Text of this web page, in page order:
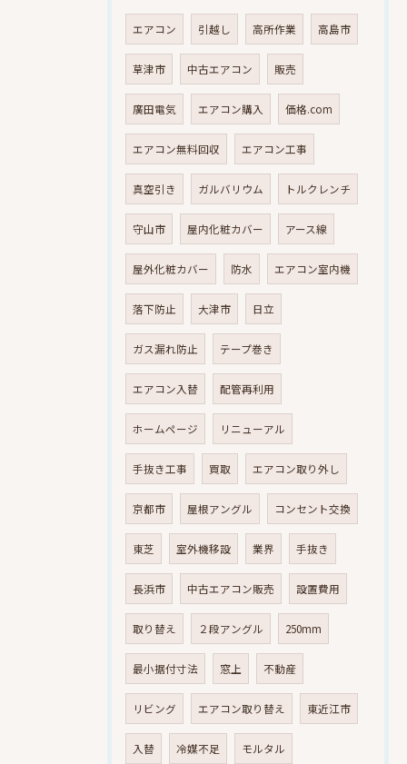
エアコン 引越し 高所作業 高島市
草津市 中古エアコン 販売
廣田電気 エアコン購入 価格.com
エアコン無料回収 エアコン工事
真空引き ガルバリウム トルクレンチ
守山市 屋内化粧カバー アース線
屋外化粧カバー 防水 エアコン室内機
落下防止 大津市 日立
ガス漏れ防止 テープ巻き
エアコン入替 配管再利用
ホームページ リニューアル
手抜き工事 買取 エアコン取り外し
京都市 屋根アングル コンセント交換
東芝 室外機移設 業界 手抜き
長浜市 中古エアコン販売 設置費用
取り替え ２段アングル 250mm
最小据付寸法 窓上 不動産
リビング エアコン取り替え 東近江市
入替 冷媒不足 モルタル